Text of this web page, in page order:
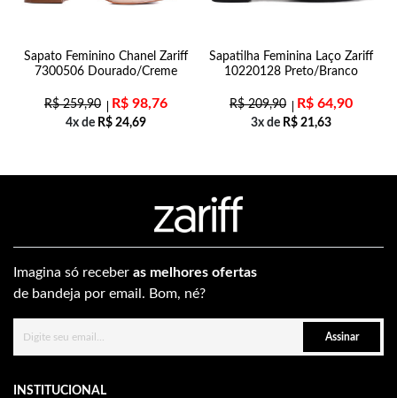
Sapato Feminino Chanel Zariff
7300506 Dourado/Creme
R$259,90 R$ 98,76
4x de R$ 24,69
Sapatilha Feminina Laço Zariff
10220128 Preto/Branco
R$209,90 R$ 64,90
3x de R$ 21,63
Imagina só receber as melhores ofertas
de bandeja por email. Bom, né?
Assinar
INSTITUCIONAL